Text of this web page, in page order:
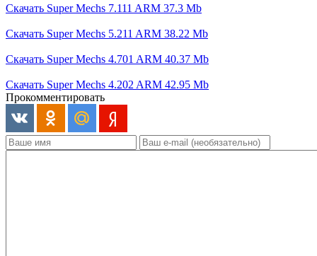
Скачать Super Mechs 7.111 ARM 37.3 Mb
Скачать Super Mechs 5.211 ARM 38.22 Mb
Скачать Super Mechs 4.701 ARM 40.37 Mb
Скачать Super Mechs 4.202 ARM 42.95 Mb
Прокомментировать